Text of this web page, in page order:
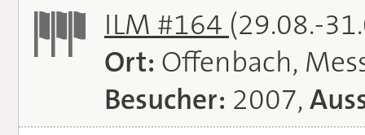
ILM #164 (29.08.-
Ort: Offenbach,
Besucher: 2007,